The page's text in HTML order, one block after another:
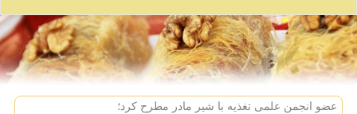
عضو انجمن علمی تغذیه با شیر مادر مطرح كرد؛